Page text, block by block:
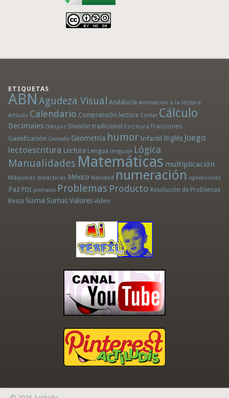
ETIQUETAS
ABN Agudeza Visual Andalucía Animación a la lectura
Artículo Calendario Comprensión lectora Contar Cálculo
Decimales Dibujos División tradicional Escritura Fracciones
Gamificación Genially Geometría humor Infantil Inglés Juego
lectoescritura Lectura Lengua lenguaje Lógica
Manualidades Matemáticas multiplicación
Máquinas didácticas México Navidad numeración operaciones
Paz PDI primaria Problemas Producto Resolución de Problemas
Resta Suma Sumas Valores vídeo